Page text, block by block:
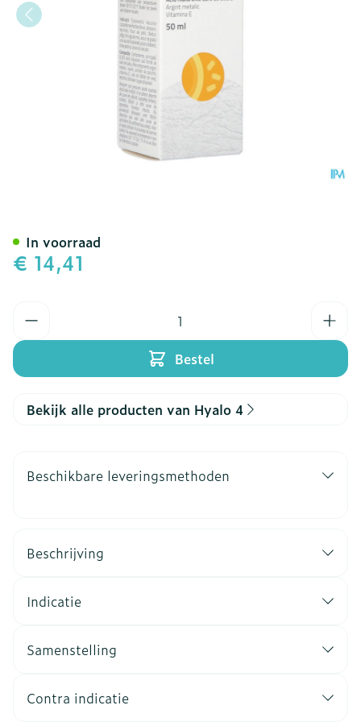
€ 14,41
Bestel
In voorraad
Bekijk alle producten van Hyalo 4
Beschikbare leveringsmethoden
Beschrijving
Indicatie
Samenstelling
Contra indicatie